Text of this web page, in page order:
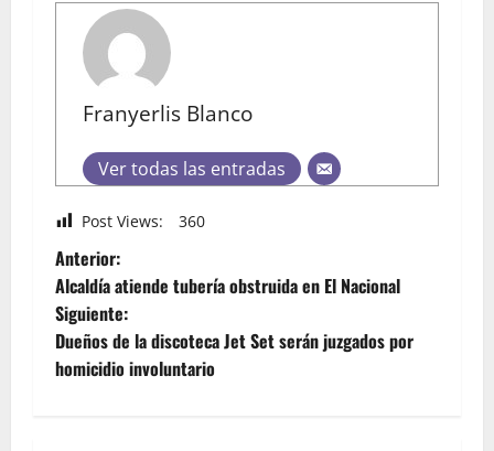
Franyerlis Blanco
Ver todas las entradas
Post Views: 360
Anterior:
Alcaldía atiende tubería obstruida en El Nacional
Siguiente:
Dueños de la discoteca Jet Set serán juzgados por
homicidio involuntario